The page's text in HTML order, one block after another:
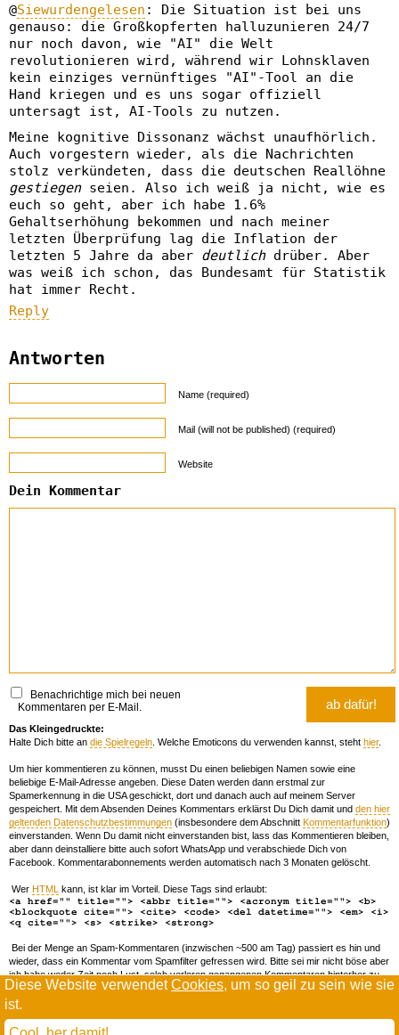
Diese Website verwendetCookies, um so geil zu sein wie sie
ist.
@Siewurdengelesen : Die Situation ist bei uns
genauso: die Großkopferten halluzunieren 24/7
nur noch davon, wie "AI" die Welt
revolutionieren wird, während wir Lohnsklaven
kein einziges vernünftiges "AI"-Tool an die
Hand kriegen und es uns sogar offiziell
untersagt ist, AI-Tools zu nutzen.
Meine kognitive Dissonanz wächst unaufhörlich.
Auch vorgestern wieder, als die Nachrichten
stolz verkündeten, dass die deutschen Reallöhne
gestiegenseien. Also ich weiß ja nicht, wie es
euch so geht, aber ich habe 1.6%
Gehaltserhöhung bekommen und nach meiner
letzten Überprüfung lag die Inflation der
letzten 5 Jahre da aber deutlichdrüber. Aber
was weiß ich schon, das Bundesamt für Statistik
hat immer Recht.
Reply
Antworten
Name (required)
Mail (will not be published) (required)
Website
Dein Kommentar
Benachrichtige mich bei neuen
Kommentaren per E-Mail.
Das Kleingedruckte:
Halte Dich bitte an die Spielregeln . Welche Emoticons du verwenden kannst, steht hier.
Um hier kommentieren zu können, musst Du einen beliebigen Namen sowie eine
beliebige E-Mail-Adresse angeben. Diese Daten werden dann erstmal zur
Spamerkennung in die USA geschickt, dort und danach auch auf meinem Server
gespeichert. Mit dem Absenden Deines Kommentars erklärst Du Dich damit und den hier
geltenden Datenschutzbestimmungen (insbesondere dem Abschnitt Kommentarfunktion)
einverstanden. Wenn Du damit nicht einverstanden bist, lass das Kommentieren bleiben,
aber dann deinstalliere bitte auch sofort WhatsApp und verabschiede Dich von
Facebook. Kommentarabonnements werden automatisch nach 3 Monaten gelöscht.
Wer HTML kann, ist klar im Vorteil. Diese Tags sind erlaubt:
<a href="" title=""> <abbr title=""> <acronym title=""> <b>
<blockquote cite=""> <cite> <code> <del datetime=""> <em> <i>
<q cite=""> <s> <strike> <strong>
Bei der Menge an Spam-Kommentaren (inzwischen ~500 am Tag) passiert es hin und
wieder, dass ein Kommentar vom Spamfilter gefressen wird. Bitte sei mir nicht böse aber
ich habe weder Zeit noch Lust, solch verloren gegangenen Kommentaren hinterher zu
forschen. Wenn das öfters passiert, schreib' mir 'ne Mail damit ich dich whitelisten kann.
todamax rennt aufwordpress